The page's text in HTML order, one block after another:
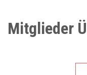
Mitglieder